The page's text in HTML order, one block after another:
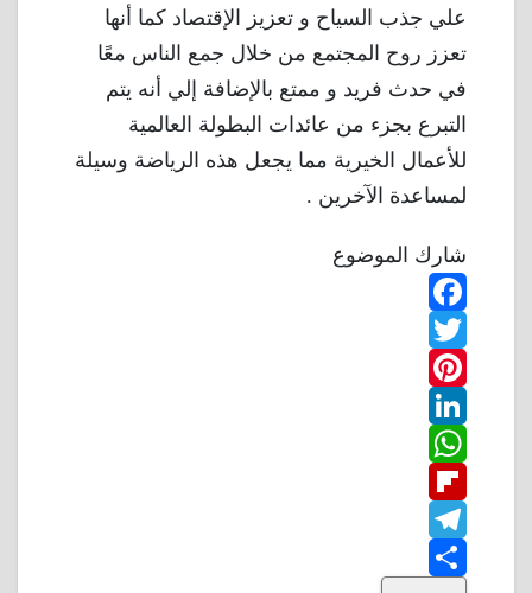
علي جذب السياح و تعزيز الإقتصاد كما أنها
تعزز روح المجتمع من خلال جمع الناس معًا
في حدث فريد و ممتع بالإضافة إلي أنه يتم
التبرع بجزء من عائدات البطولة العالمية
للأعمال الخيرية مما يجعل هذه الرياضة وسيلة
لمساعدة الآخرين .
شارك الموضوع
F
a
c
e
b
o
o
T
w
i
P
i
n
L
n
k
W
hF
T